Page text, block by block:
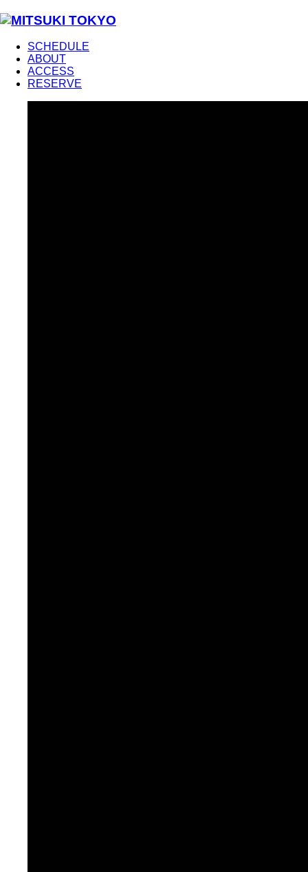
SCHEDULE
ABOUT
ACCESS
RESERVE